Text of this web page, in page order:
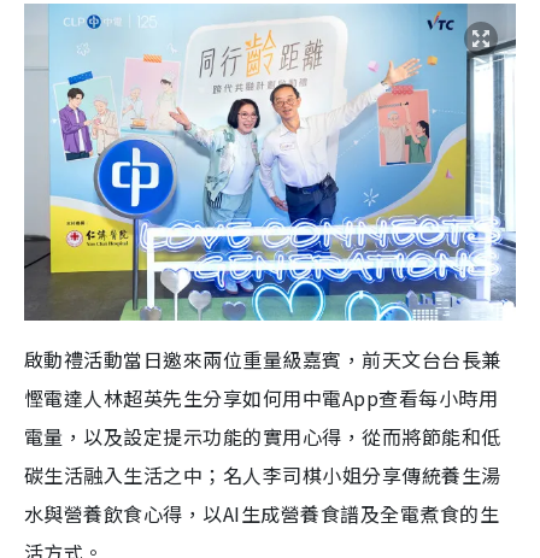
啟動禮活動當日邀來兩位重量級嘉賓，前天文台台長兼
慳電達人林超英先生分享如何用中電App查看每小時用
電量，以及設定提示功能的實用心得，從而將節能和低
碳生活融入生活之中；名人李司棋小姐分享傳統養生湯
水與營養飲食心得，以AI生成營養食譜及全電煮食的生
活方式。